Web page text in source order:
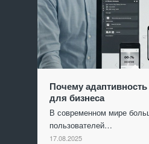
Почему
для бизнеса
В современном мире
пользователей…
17.08.2025